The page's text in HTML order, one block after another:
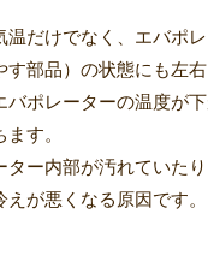
温だけでなく、エバポ
部品）の状態にも左右
バポレーターの温度が
す。
ター内部が汚れていた
が悪くなる原因です。